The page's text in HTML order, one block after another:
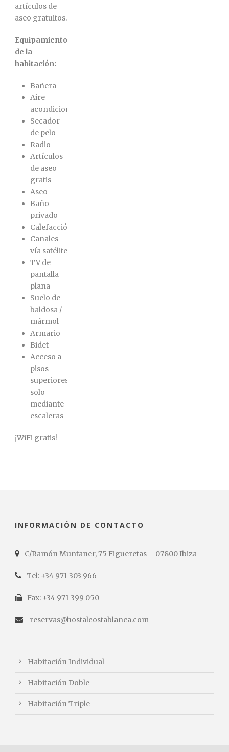
artículos de
aseo gratuitos.
Equipamiento
de la
habitación:
Bañera
Aire
acondicionado
Secador
de pelo
Radio
Artículos
de aseo
gratis
Aseo
Baño
privado
Calefacción
Canales
vía satélite
TV de
pantalla
plana
Suelo de
baldosa /
mármol
Armario
Bidet
Acceso a
pisos
superiores
solo
mediante
escaleras
¡WiFi gratis!
INFORMACIÓN DE CONTACTO
C/Ramón Muntaner, 75 Figueretas – 07800 Ibiza
Tel: +34 971 303 966
Fax: +34 971 399 050
reservas@hostalcostablanca.com
Habitación Individual
Habitación Doble
Habitación Triple